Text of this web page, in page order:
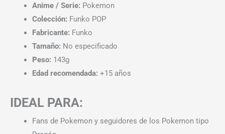
Anime / Serie: Pokemon
Colección: Funko POP
Fabricante: Funko
Tamaño: No especificado
Peso: 143g
Edad recomendada: +15 años
IDEAL PARA:
Fans de Pokemon y seguidores de los Pokemon tipo